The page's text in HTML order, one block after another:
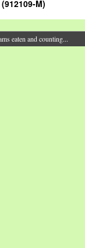
M)
eaten and counting...